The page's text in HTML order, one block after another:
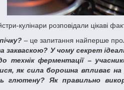
кулінари розповідали цікаві
– це запитання найперше
закваскою? У чому секрет
технік ферментації –
як сила борошна впливає
глютену? Як правильно